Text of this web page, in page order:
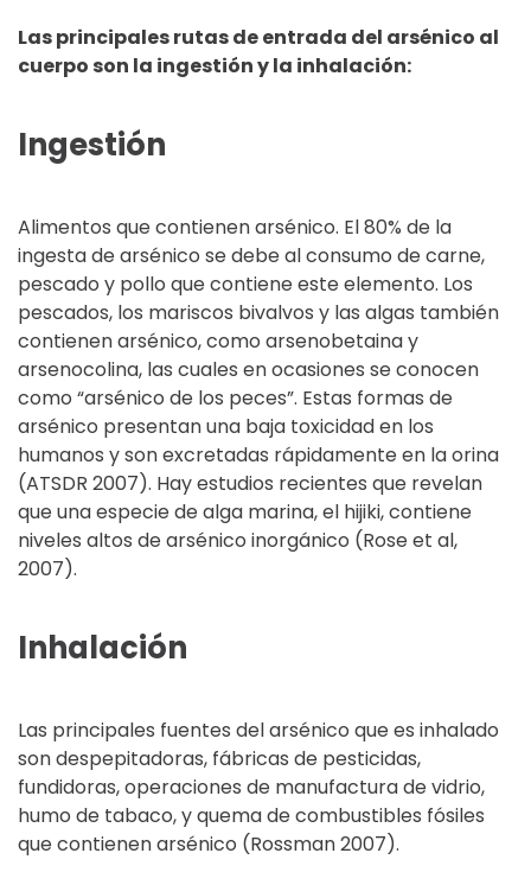
Las principales rutas de entrada del arsénico al
cuerpo son la ingestión y la inhalación:
Ingestión
Alimentos que contienen arsénico. El 80% de la
ingesta de arsénico se debe al consumo de carne,
pescado y pollo que contiene este elemento. Los
pescados, los mariscos bivalvos y las algas también
contienen arsénico, como arsenobetaina y
arsenocolina, las cuales en ocasiones se conocen
como “arsénico de los peces”. Estas formas de
arsénico presentan una baja toxicidad en los
humanos y son excretadas rápidamente en la orina
(ATSDR 2007). Hay estudios recientes que revelan
que una especie de alga marina, el hijiki, contiene
niveles altos de arsénico inorgánico (Rose et al,
2007).
Inhalación
Las principales fuentes del arsénico que es inhalado
son despepitadoras, fábricas de pesticidas,
fundidoras, operaciones de manufactura de vidrio,
humo de tabaco, y quema de combustibles fósiles
que contienen arsénico (Rossman 2007).